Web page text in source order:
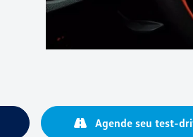
Agende seu test-